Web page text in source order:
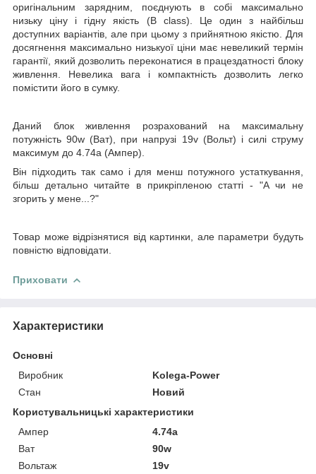
оригінальним зарядним, поєднують в собі максимально
низьку ціну і гідну якість (B class) . Це один з найбільш
доступних варіантів, але при цьому з прийнятною якістю. Для
досягнення максимально низькуої ціни має невеликий термін
гарантії, який дозволить переконатися в працездатності блоку
живлення. Невелика вага і компактність дозволить легко
помістити його в сумку.
Даний блок живлення розрахований на максимальну
потужність90w (Ват) , при напрузі 19v (Вольт) і силі струму
максимум до 4.74a (Ампер).
Він підходить так само і для менш потужного устаткування,
більш детально читайте в прикріпленою статті - "А чи не
згорить у мене...?"
Товар може відрізнятися від картинки, але параметри будуть
повністю відповідати.
Приховати
Характеристики
Основні
Виробник
Kolega-Power
Стан
Новий
Користувальницькі характеристики
Ампер
4.74a
Ват
90w
Вольтаж
19v